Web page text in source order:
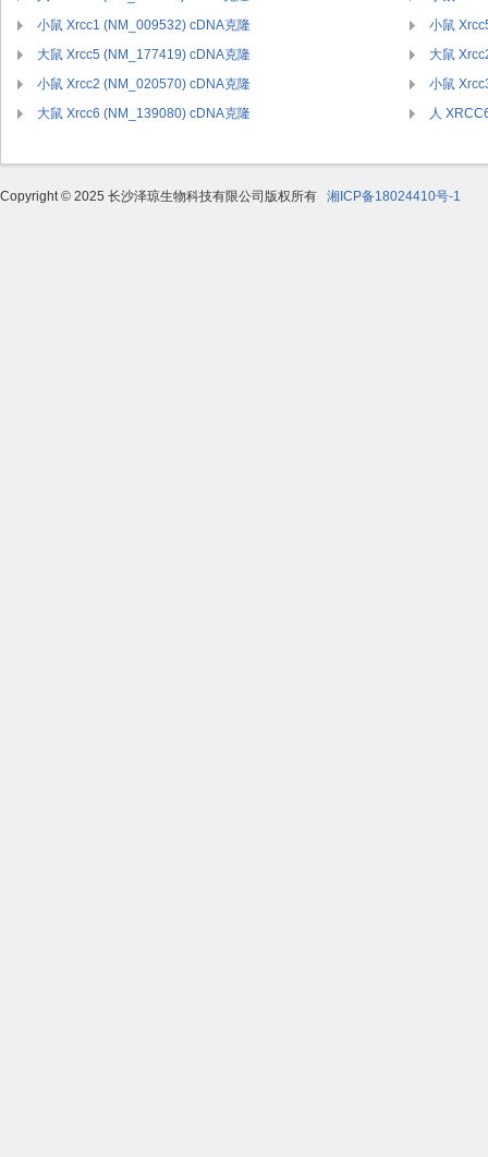
小鼠 Xrcc1 (NM_009532) cDNA克隆
小鼠
大鼠 Xrcc5 (NM_177419) cDNA克隆
大鼠
小鼠 Xrcc2 (NM_020570) cDNA克隆
小鼠
大鼠 Xrcc6 (NM_139080) cDNA克隆
人
Copyright © 2025 长沙泽琼生物科技有限公司版权所有 湘ICP备18024410号-1